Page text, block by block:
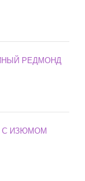
РЕДМОНД
С ИЗЮМОМ